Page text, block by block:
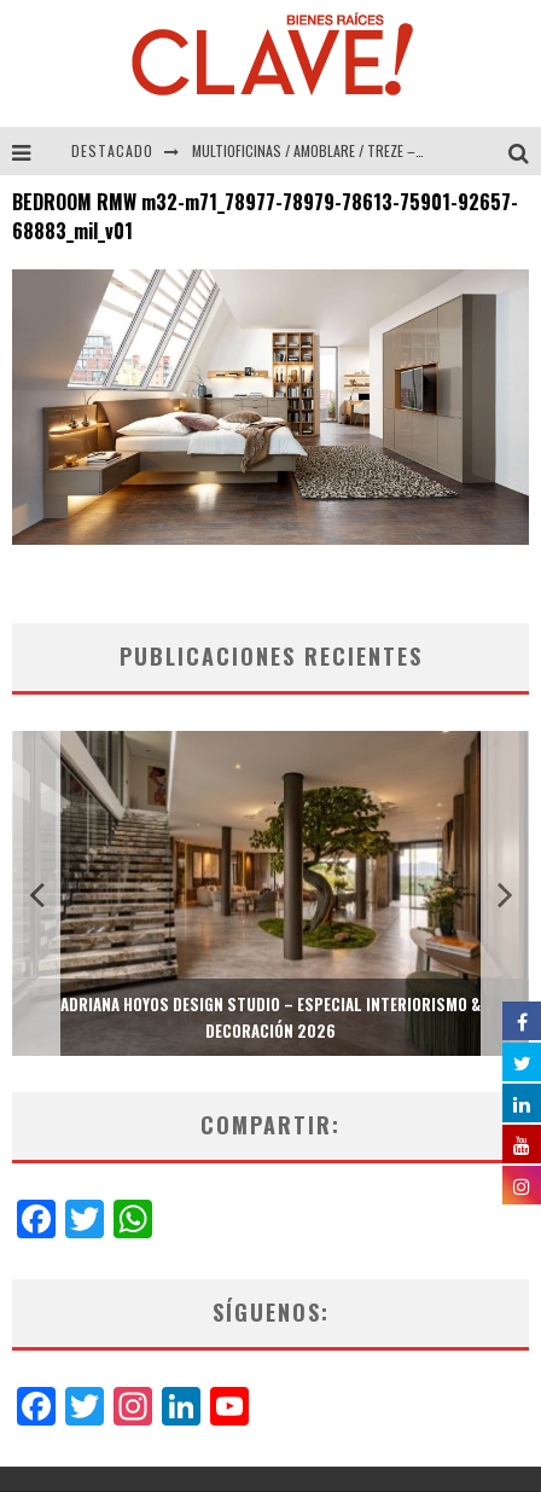
DESTACADO MULTIOFICINAS / AMOBLARE / TREZE – Especial Interiorismo & Decoración 2026
Abad Vergara Arquitectos – Especial Interiorismo & Decoración 2026
ADRIANA HOYOS DESIGN STUDIO – Especial Interiorismo & Decoración 2026
BEDROOM RMW m32-m71_78977-78979-78613-75901-92657-
68883_mil_v01
PUBLICACIONES RECIENTES
ADRIANA HOYOS DESIGN STUDIO – ESPECIAL INTERIORISMO &
DECORACIÓN 2026
COMPARTIR:
Facebook
Twitter
SÍGUENOS:
Facebook
Twitter
Instagram
LinkedIn